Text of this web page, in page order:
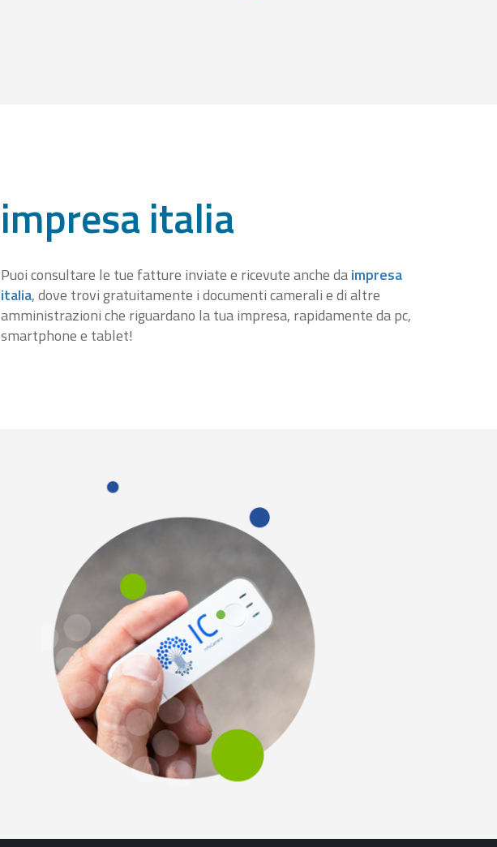
impresa italia
Puoi consultare le tue fatture inviate e ricevute anche daimpresa
italia, dove trovi gratuitamente i documenti camerali e di altre
amministrazioni che riguardano la tua impresa, rapidamente da pc,
smartphone e tablet!